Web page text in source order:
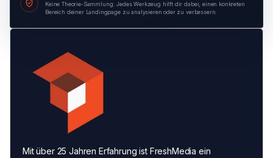
Keine Theorie-Sammlung: Jedes Werkzeug hilft dir dabei, einen konkreten
Bereich deiner Landingpage zu analysieren oder zu verbessern.
Mit über 25 Jahren Erfahrung ist FreshMedia ein